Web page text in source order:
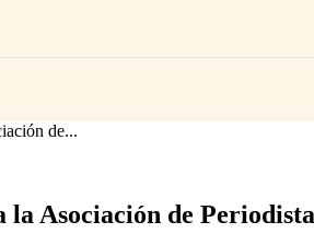
de...
Asociación de